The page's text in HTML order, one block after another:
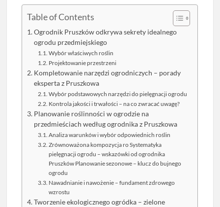
Table of Contents
Ogrodnik Pruszków odkrywa sekrety idealnego
ogrodu przedmiejskiego
Wybór właściwych roślin
Projektowanie przestrzeni
Kompletowanie narzędzi ogrodniczych – porady
eksperta z Pruszkowa
Wybór podstawowych narzędzi do pielęgnacji ogrodu
Kontrola jakości i trwałości – na co zwracać uwagę?
Planowanie roślinności w ogrodzie na
przedmieściach według ogrodnika z Pruszkowa
Analiza warunków i wybór odpowiednich roślin
Zrównoważona kompozycja ro Systematyka
pielęgnacji ogrodu – wskazówki od ogrodnika
Pruszków Planowanie sezonowe – klucz do bujnego
ogrodu
Nawadnianie i nawożenie – fundament zdrowego
wzrostu
Tworzenie ekologicznego ogródka – zielone